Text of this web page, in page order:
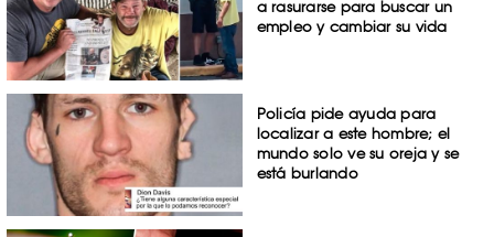
a rasurarse para buscar un
empleo y cambiar su vida
Policía pide ayuda para
localizar a este hombre; el
mundo solo ve su oreja y se
está burlando